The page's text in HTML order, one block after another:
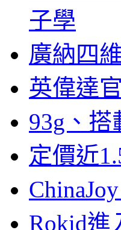
子學
廣納四
英偉達
93g、搭
定價近
Rokid進